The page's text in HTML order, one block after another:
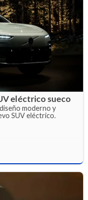
eléctrico sueco
moderno y
SUV eléctrico.